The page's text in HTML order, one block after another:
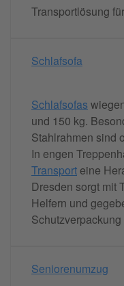
Transportlösung
Schlafsofa
Schlafsofas
und 150 kg.
Stahlrahmen sind
In engen
Transport eine
Dresden sorgt mit
Helfern und
Seniorenumzug